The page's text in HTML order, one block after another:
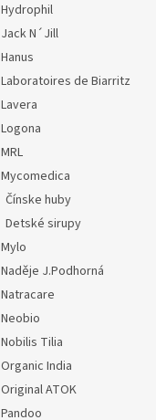
Hydrophil
Jack N´Jill
Hanus
Laboratoires de Biarritz
Lavera
Logona
MRL
Mycomedica
Čínske huby
Detské sirupy
Mylo
Naděje J.Podhorná
Natracare
Neobio
Nobilis Tilia
Organic India
Original ATOK
Pandoo